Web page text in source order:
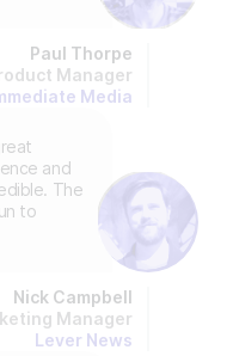
Paul Thorpe
Manager
Media
and
The
to
Nick Campbell
Manager
Lever News